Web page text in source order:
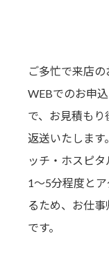
ご多忙で来店
WEBでのお申
で、お見積も
返送いたします
ッチ・ホスピ
1〜5分程度と
るため、お仕
です。